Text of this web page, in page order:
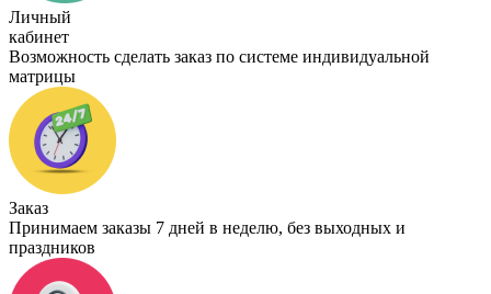
Личный
кабинет
Возможность сделать заказ по системе индивидуальной
матрицы
Заказ
Принимаем заказы 7 дней в неделю, без выходных и
праздников